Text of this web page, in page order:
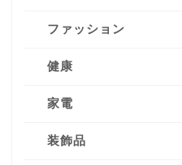
ファッション
健康
家電
装飾品